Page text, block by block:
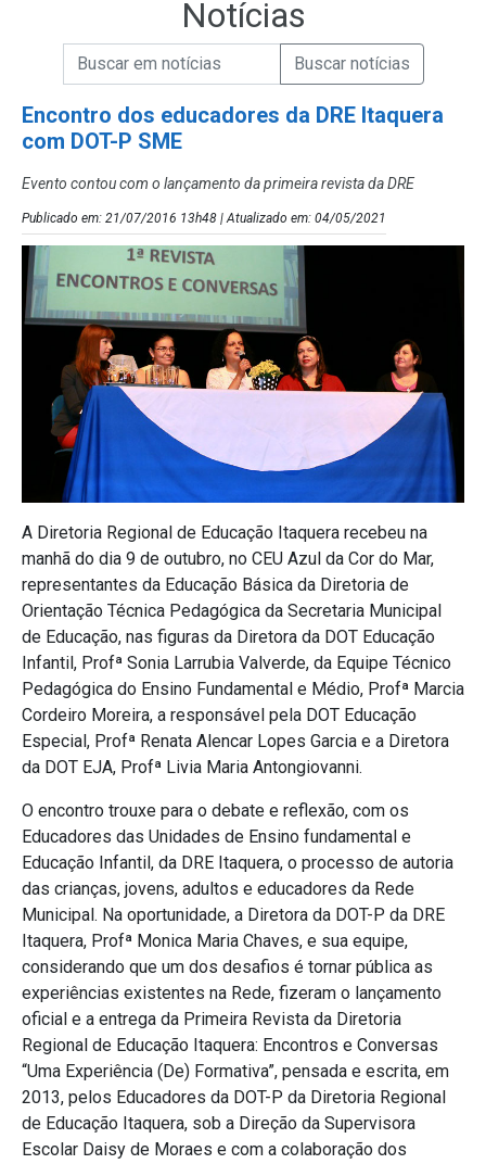
Notícias
Campo de Busca de Notícias
Campo de Busca de informaçõesEnviar a Busca de Notícias
Encontro dos educadores da DRE Itaquera
com DOT-P SME
Evento contou com o lançamento da primeira revista da DRE
Publicado em: 21/07/2016 13h48 | Atualizado em: 04/05/2021
A Diretoria Regional de Educação Itaquera recebeu na
manhã do dia 9 de outubro, no CEU Azul da Cor do Mar,
representantes da Educação Básica da Diretoria de
Orientação Técnica Pedagógica da Secretaria Municipal
de Educação, nas figuras da Diretora da DOT Educação
Infantil, Profª Sonia Larrubia Valverde, da Equipe Técnico
Pedagógica do Ensino Fundamental e Médio, Profª Marcia
Cordeiro Moreira, a responsável pela DOT Educação
Especial, Profª Renata Alencar Lopes Garcia e a Diretora
da DOT EJA, Profª Livia Maria Antongiovanni.
O encontro trouxe para o debate e reflexão, com os
Educadores das Unidades de Ensino fundamental e
Educação Infantil, da DRE Itaquera, o processo de autoria
das crianças, jovens, adultos e educadores da Rede
Municipal. Na oportunidade, a Diretora da DOT-P da DRE
Itaquera, Profª Monica Maria Chaves, e sua equipe,
considerando que um dos desafios é tornar pública as
experiências existentes na Rede, fizeram o lançamento
oficial e a entrega da Primeira Revista da Diretoria
Regional de Educação Itaquera: Encontros e Conversas
“Uma Experiência (De) Formativa”, pensada e escrita, em
2013, pelos Educadores da DOT-P da Diretoria Regional
de Educação Itaquera, sob a Direção da Supervisora
Escolar Daisy de Moraes e com a colaboração dos